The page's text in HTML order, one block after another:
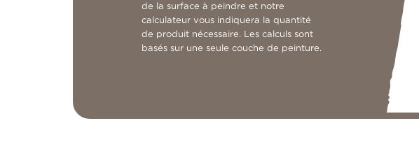
de la surface à peindre et notre
calculateur vous indiquera la quantité
de produit nécessaire. Les calculs sont
basés sur une seule couche de peinture.